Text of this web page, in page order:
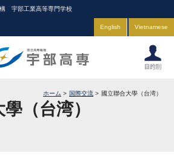
宇部工業高等専門学校
English Vietnamese
ホーム 国際交流 國立聯合大學（台湾）
（台湾）